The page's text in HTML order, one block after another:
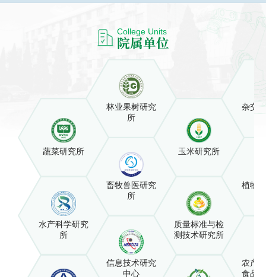
College Units
院属单位
蔬菜研究所
林业果树研究
所
玉米研究所
杂交
水产科学研究
所
畜牧兽医研究
所
质量标准与检
测技术研究所
植物
信息技术研究
中心
农产
食品